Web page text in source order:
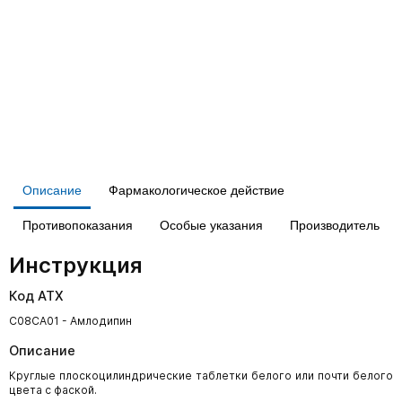
Описание Фармакологическое действие
Противопоказания Особые указания Производитель
Инструкция
Код АТХ
C08CA01 - Амлодипин
Описание
Круглые плоскоцилиндрические таблетки белого или почти белого
цвета с фаской.